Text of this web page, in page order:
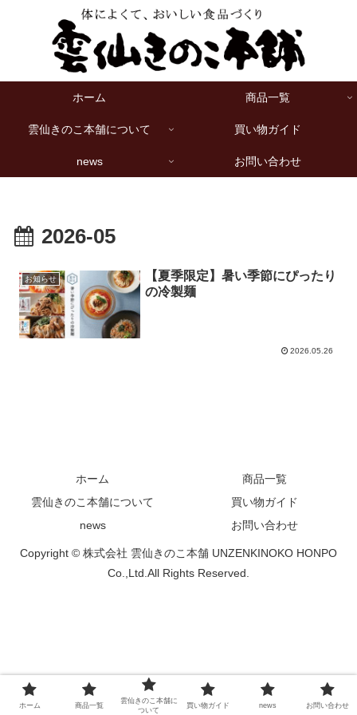
ホーム 商品一覧
雲仙きのこ本舗について 買い物ガイド
news お問い合わせ
2026-05
お知らせ
【夏季限定】暑い季節にぴったり
の冷製麺
2026.05.26
ホーム
商品一覧
雲仙きのこ本舗について
買い物ガイド
news
お問い合わせ
Copyright © 株式会社 雲仙きのこ本舗 UNZENKINOKO HONPO
Co.,Ltd.All Rights Reserved.
ホーム 商品一覧
雲仙きのこ本舗に
ついて
買い物ガイド news お問い合わせ